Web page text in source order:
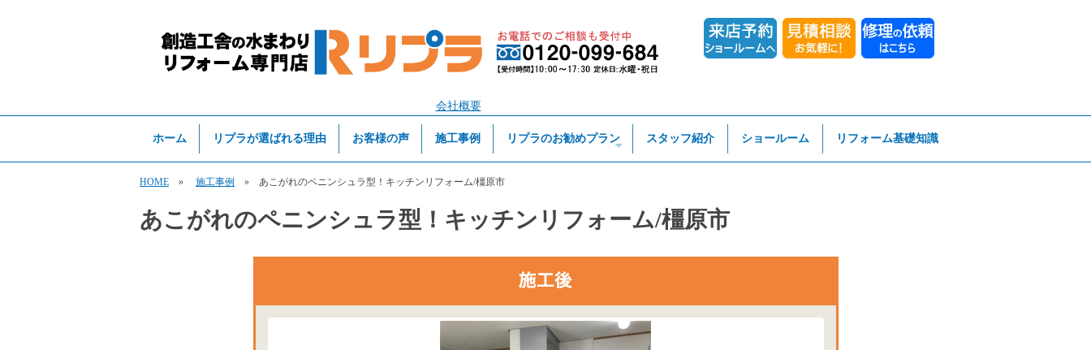
会社概要
ホーム リプラが選ばれる理由 お客様の声 施工事例 リプラのお勧めプラン スタッフ紹介 ショールーム リフォーム基礎知識
HOME » 施工事例 » あこがれのペニンシュラ型！キッチンリフォーム/橿原市
あこがれのペニンシュラ型！キッチンリフォーム/橿原市